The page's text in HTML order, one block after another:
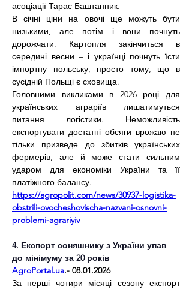
асоціації Тарас Баштанник.
В січні ціни на овочі ще можуть бути
низькими, але потім і вони почнуть
дорожчати. Картопля закінчиться в
середині весни – і українці почнуть їсти
імпортну польську, просто тому, що в
сусідній Польщі є сховища.
Головними викликами в 2026 році для
українських аграріїв лишатимуться
питання логістики. Неможливість
експортувати достатні обсяги врожаю не
тільки призведе до збитків українських
фермерів, але й може стати сильним
ударом для економіки України та її
платіжного балансу.
https://agropolit.com/news/30937-logistika-
obstrili-ovocheshovischa-nazvani-osnovni-
problemi-agrariyiv
4. Експорт соняшнику з України упав
до мінімуму за 20 років
AgroPortal.ua.- 08.01.2026
За перші чотири місяці сезону експорт